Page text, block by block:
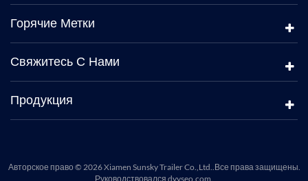
Горячие Метки
Свяжитесь С Нами
Продукция
Авторское право © 2026 Xiamen Sunsky Trailer Co.,Ltd..Все права защищены.
Руководствовался dyyseo.com